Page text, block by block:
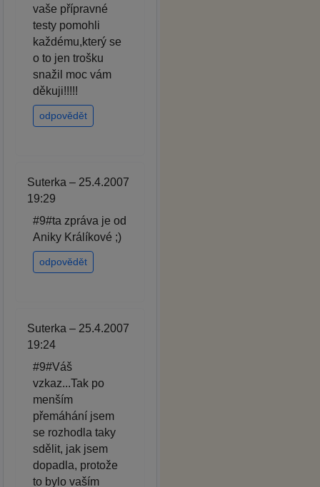
vaše přípravné
testy pomohli
každému,který se
o to jen trošku
snažil moc vám
děkuji!!!!!
odpovědět
Suterka – 25.4.2007
19:29
#9#ta zpráva je od
Aniky Králíkové ;)
odpovědět
Suterka – 25.4.2007
19:24
#9#Váš
vzkaz...Tak po
menším
přemáhání jsem
se rozhodla taky
sdělit, jak jsem
dopadla, protože
to bylo vaším